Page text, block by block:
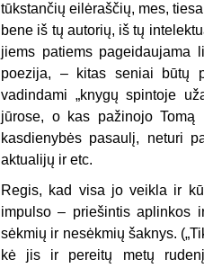
tūkstančių eilėraščių, mes,
bene iš tų autorių, iš tų
jiems patiems pageidaujama
poezija, – kitas seniai būtų
vadindami „knygų spintoje
jūrose, o kas pažinojo
kasdienybės pasaulį, neturi
aktualijų ir etc.
Regis, kad visa jo veikla ir
impulso – priešintis aplinkos
sėkmių ir nesėkmių šaknys.
kė jis ir pereitų metų